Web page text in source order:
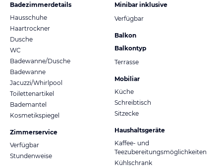
Badezimmerdetails
Hausschuhe
Haartrockner
Dusche
WC
Badewanne/Dusche
Badewanne
Jacuzzi/Whirlpool
Toilettenartikel
Bademantel
Kosmetikspiegel
Zimmerservice
Verfügbar
Stundenweise
Minibar inklusive
Verfügbar
Balkon
Balkontyp
Terrasse
Mobiliar
Küche
Schreibtisch
Sitzecke
Haushaltsgeräte
Kaffee- und
Teezubereitungsmöglichkeiten
Kühlschrank